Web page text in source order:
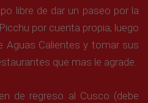
libre de dar un paseo por la
por cuenta propia, luego
Aguas Calientes y tomar sus
que mas le agrade.
de regreso al Cusco (debe